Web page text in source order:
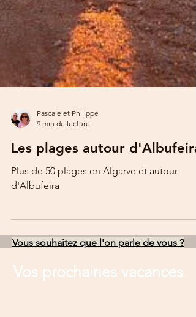
9 min de lecture
Les plages autour d'Albufeira
Vous souhaitez que l'on parle de vous ?